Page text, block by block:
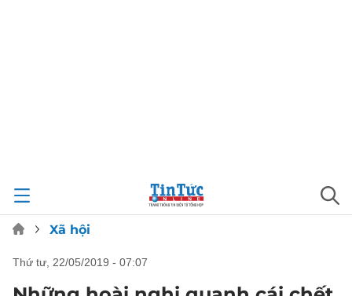
Xã hội
thứ tư, 22/05/2019 - 07:07